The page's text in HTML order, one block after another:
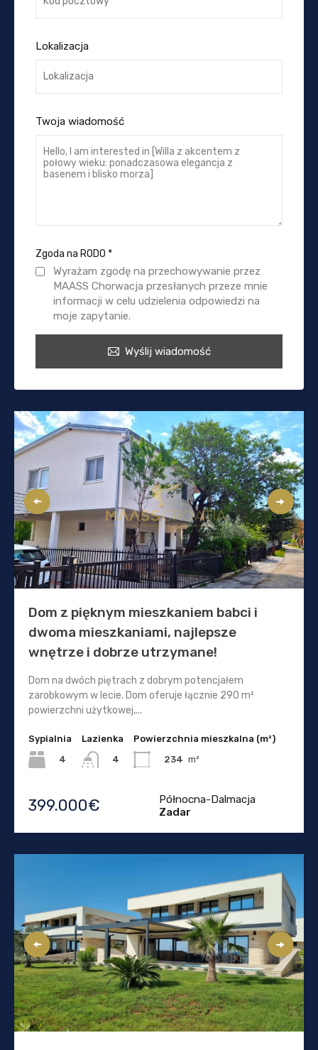
Lokalizacja
Twoja wiadomość
Zgoda na RODO *
Wyrażam zgodę na przechowywanie przez
MAASS Chorwacja przesłanych przeze mnie
informacji w celu udzielenia odpowiedzi na
moje zapytanie.
Wyślij wiadomość
Dom z pięknym mieszkaniem babci i
dwoma mieszkaniami, najlepsze
wnętrze i dobrze utrzymane!
Dom na dwóch piętrach z dobrym potencjałem
zarobkowym w lecie. Dom oferuje łącznie 290 m²
powierzchni użytkowej,...
Sypialnia
4
Lazienka
4
Powierzchnia mieszkalna (m²)
234 m²
399.000€
Północna-Dalmacja
Zadar